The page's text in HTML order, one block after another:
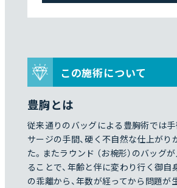
この施術について
豊胸とは
従来通りのバッグによる豊胸術では手
サージの手間、硬く不自然な仕上がり
た。またラウンド （お椀形）のバッグ
ることで、年齢と伴に変わり行く御自
の乖離から、年数が経ってから問題が